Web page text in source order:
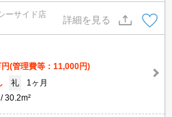
、月次月額総額1%)。
ーサイド店
詳細を見る
(管理費等：11,000円)
礼
1ヶ月
30.2m²